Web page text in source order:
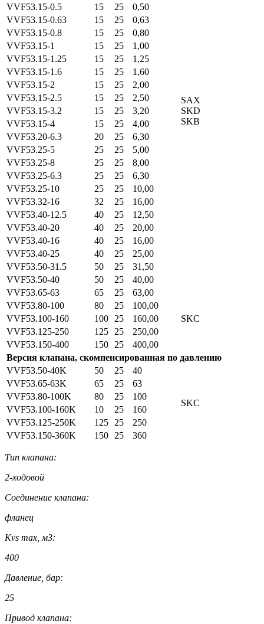
SAX
SKD
SKB
VVF53.15-0.5
15 25
0,50
VVF53.15-0.63
15 25
0,63
VVF53.15-0.8
15 25
0,80
VVF53.15-1
15 25
1,00
VVF53.15-1.25
15 25
1,25
VVF53.15-1.6
15 25
1,60
VVF53.15-2
15 25
2,00
VVF53.15-2.5
15 25
2,50
VVF53.15-3.2
15 25
3,20
VVF53.15-4
15 25
4,00
VVF53.20-6.3
20 25
6,30
VVF53.25-5
25 25
5,00
VVF53.25-8
25 25
8,00
VVF53.25-6.3
25 25
6,30
VVF53.25-10
25 25
10,00
VVF53.32-16
32 25
16,00
VVF53.40-12.5
40 25
12,50
VVF53.40-20
40 25
20,00
VVF53.40-16
40 25
16,00
VVF53.40-25
40 25
25,00
VVF53.50-31.5
50 25
31,50
VVF53.50-40
50 25
40,00
VVF53.65-63
65 25 63,00
SKC
VVF53.80-100 80 25
100,00
VVF53.100-160
100 25
160,00
VVF53.125-250
125 25
250,00
VVF53.150-400
150 25
400,00
Версия клапана, скомпенсированная по давлению
VVF53.50-40K
50 25 40
SKC
VVF53.65-63K 65 25
63
VVF53.80-100K
80 25
100
VVF53.100-160K
10 25
160
VVF53.125-250K
125 25
250
VVF53.150-360K
150 25 360
Тип клапана:
2-ходовой
Соединение клапана:
фланец
Kvs max, м3:
400
Давление, бар:
25
Привод клапана: